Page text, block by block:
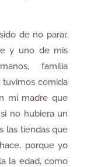
de no parar,
y uno de mis
familia
tuvimos comida
mi madre que
no hubiera un
las tiendas que
porque yo
la edad, como